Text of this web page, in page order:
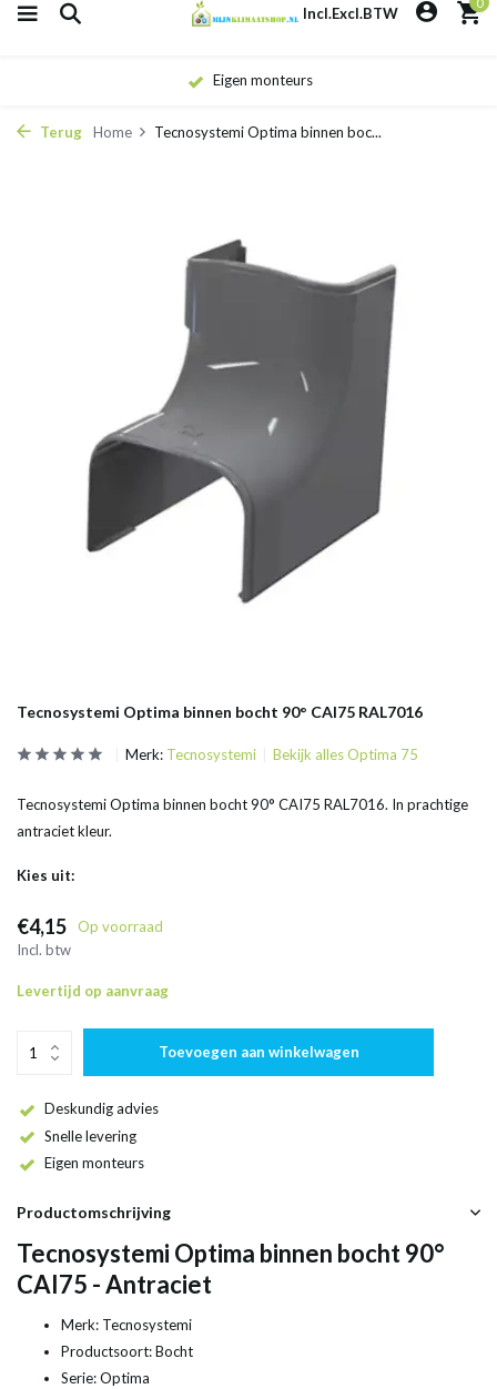
Incl.Excl.BTW
Eigen monteurs
Terug Home Tecnosystemi Optima binnen boc...
Tecnosystemi Optima binnen bocht 90° CAI75 RAL7016
Merk: Tecnosystemi Bekijk alles Optima 75
Tecnosystemi Optima binnen bocht 90° CAI75 RAL7016. In prachtige
antraciet kleur.
Kies uit:
€4,15
Op voorraad
Incl. btw
Levertijd op aanvraag
Toevoegen aan winkelwagen
Deskundig advies
Snelle levering
Eigen monteurs
Productomschrijving
Tecnosystemi Optima binnen bocht 90°
CAI75 - Antraciet
Merk: Tecnosystemi
Productsoort: Bocht
Serie: Optima